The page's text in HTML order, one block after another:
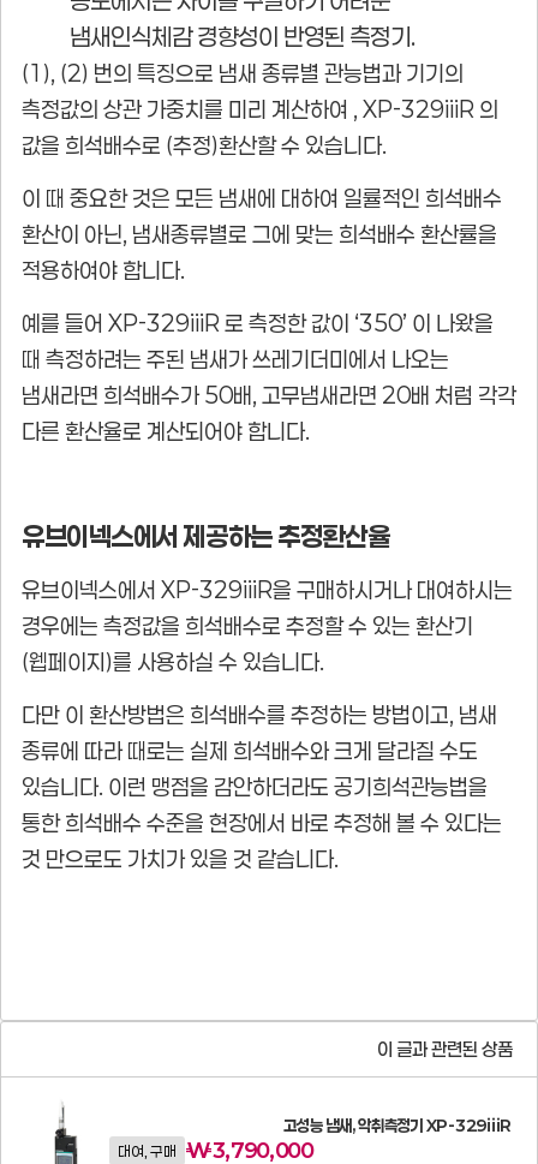
이 글과 관련된 상품
고성능 냄새, 악취측정기 XP-329iiiR
대여, 구매 ₩3,790,000
냄새인식체감 경향성이 반영된 측정기.
(1), (2) 번의 특징으로 냄새 종류별 관능법과 기기의
측정값의 상관 가중치를 미리 계산하여 , XP-329iiiR 의
값을 희석배수로 (추정)환산할 수 있습니다.
이 때 중요한 것은 모든 냄새에 대하여 일률적인 희석배수
환산이 아닌, 냄새종류별로 그에 맞는 희석배수 환산률을
적용하여야 합니다.
예를 들어 XP-329iiiR 로 측정한 값이 ‘350’ 이 나왔을
때 측정하려는 주된 냄새가 쓰레기더미에서 나오는
냄새라면 희석배수가 50배, 고무냄새라면 20배 처럼 각각
다른 환산율로 계산되어야 합니다.
유브이넥스에서 제공하는 추정환산율
유브이넥스에서 XP-329iiiR을 구매하시거나 대여하시는
경우에는 측정값을 희석배수로 추정할 수 있는 환산기
(웹페이지)를 사용하실 수 있습니다.
다만 이 환산방법은 희석배수를 추정하는 방법이고, 냄새
종류에 따라 때로는 실제 희석배수와 크게 달라질 수도
있습니다. 이런 맹점을 감안하더라도 공기희석관능법을
통한 희석배수 수준을 현장에서 바로 추정해 볼 수 있다는
것 만으로도 가치가 있을 것 같습니다.